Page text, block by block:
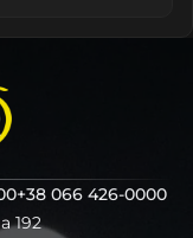
+38 066 426-0000
192